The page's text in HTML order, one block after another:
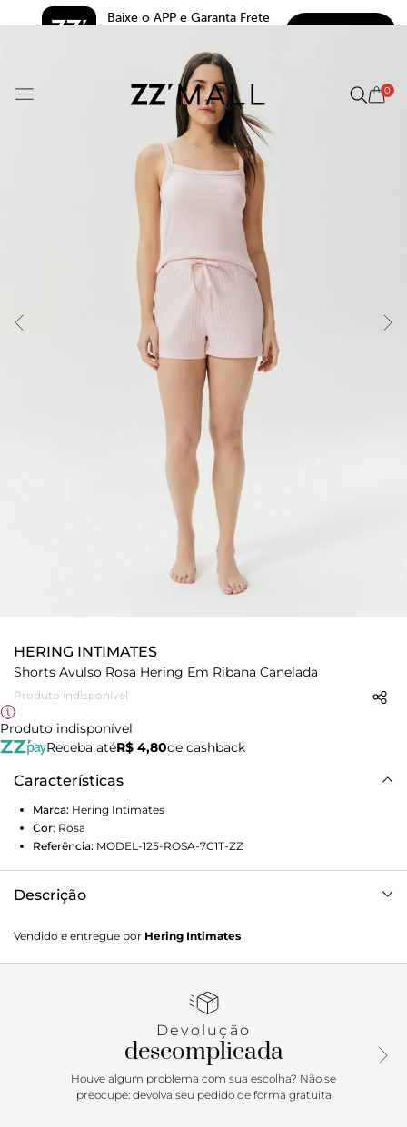
Baixe o APP e Garanta Frete
5.0
0
HERING INTIMATES
Shorts Avulso Rosa Hering Em Ribana Canelada
Produto indisponível
Produto indisponível
Receba atéR$ 4,80de cashback
Características
Marca: Hering Intimates
Cor: Rosa
Referência: MODEL-125-ROSA-7C1T-ZZ
Descrição
alta, cós com cordel funcional de cadarço de algodão e
modelagem regular, sendo levemente mais solto. Essa
A ribana canelada possui um toque super macio, com o
peça:Em ribanaFio tintoCaneladaModelagem
regularCintura altaCós com cordão
Vendido e entregue por Hering Intimates
Devolução
descomplicada
Houve algum problema com sua escolha? Não se
preocupe: devolva seu pedido de forma gratuita